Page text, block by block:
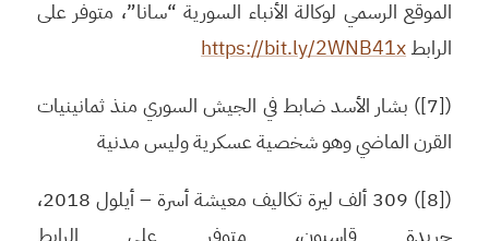
الموقع الرسمي لوكالة الأنباء السورية “سانا”، متوفر على
الرابطhttps://bit.ly/2WNB41x
([7]) بشار الأسد ضابط في الجيش السوري منذ ثمانينيات
القرن الماضي وهو شخصية عسكرية وليس مدنية
([8]) 309 ألف ليرة تكاليف معيشة أسرة – أيلول 2018،
جريدة قاسيون، متوفر على الرابط